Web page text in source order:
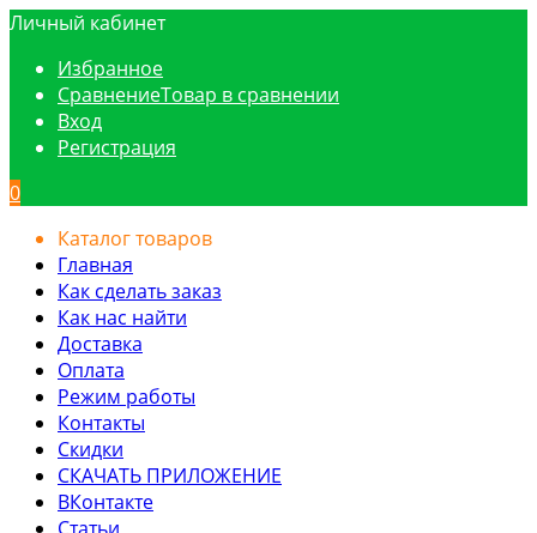
Личный кабинет
Избранное
СравнениеТовар в сравнении
Вход
Регистрация
0
Каталог товаров
Главная
Как сделать заказ
Как нас найти
Доставка
Оплата
Режим работы
Контакты
Скидки
СКАЧАТЬ ПРИЛОЖЕНИЕ
ВКонтакте